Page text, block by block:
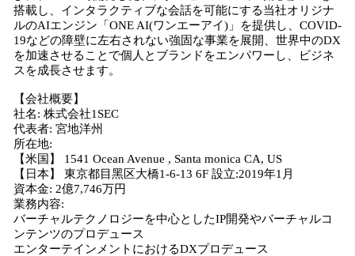
搭載し、インタラクティブな会話を可能にする当社オリジナ
ルのAIエンジン「ONE AI(ワンエーアイ)」を提供し、COVID-
19などの障壁に左右されない強固な事業を展開、世界中のDX
を加速させることで個人とブランドをエンパワーし、ビジネ
スを成⻑させます。
【会社概要】
社名: 株式会社1SEC
代表者: 宮地洋州
所在地:
【米国】 1541 Ocean Avenue , Santa monica CA, US
【日本】 東京都目黑区大橋1-6-13 6F 設立:2019年1月
資本金: 2億7,746万円
業務内容:
バーチャルテクノロジーを中心としたIP開発やバーチャルコ
ンテンツのプロデュース
エンターテインメントにおけるDXプロデュース